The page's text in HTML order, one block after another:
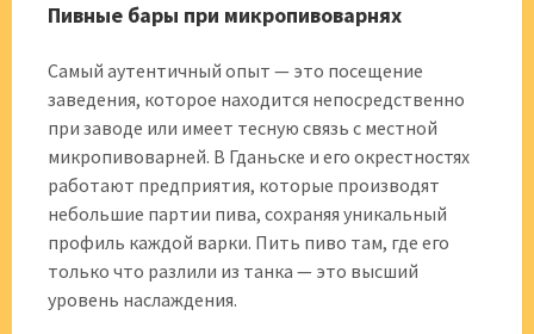
Пивные бары при микропивоварнях
Самый аутентичный опыт — это посещение
заведения, которое находится непосредственно
при заводе или имеет тесную связь с местной
микропивоварней. В Гданьске и его окрестностях
работают предприятия, которые производят
небольшие партии пива, сохраняя уникальный
профиль каждой варки. Пить пиво там, где его
только что разлили из танка — это высший
уровень наслаждения.